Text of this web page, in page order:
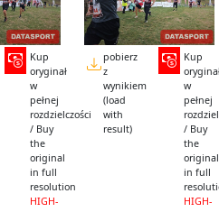
Kup
oryginał
w
pełnej
rozdzielczości
/ Buy
the
original
in full
resolution
HIGH-
pobierz
z
wynikiem
(load
with
result)
Kup
w
pełnej
/ Buy
the
original
in full
HIGH-